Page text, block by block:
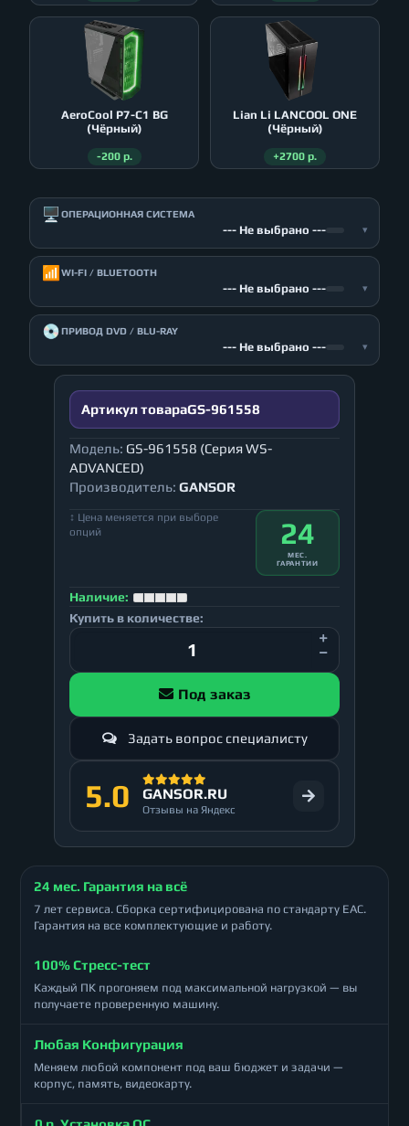
AeroСool P7-C1 BG
(Чёрный)
-200 р.
Lian Li LANCOOL ONE
(Чёрный)
+2700 р.
🖥️ ОПЕРАЦИОННАЯ СИСТЕМА
--- Не выбрано --- ▾
📶 WI-FI / BLUETOOTH
--- Не выбрано --- ▾
💿ПРИВОД DVD / BLU-RAY
--- Не выбрано --- ▾
Артикул товараGS-961558
Модель: GS-961558 (Серия WS-
ADVANCED)
Производитель: GANSOR
↕ Цена меняется при выборе
опций
24
МЕС.
ГАРАНТИИ
Наличие:
Купить в количестве:
Под заказ
Задать вопрос специалисту
5.0 GANSOR.RU
Отзывы на Яндекс
24 мес. Гарантия на всё
7 лет сервиса. Сборка сертифицирована по стандарту ЕАС.
Гарантия на все комплектующие и работу.
100% Стресс-тест
Каждый ПК прогоняем под максимальной нагрузкой — вы
получаете проверенную машину.
Любая Конфигурация
Меняем любой компонент под ваш бюджет и задачи —
корпус, память, видеокарту.